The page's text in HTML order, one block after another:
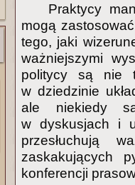
Praktycy
mogą
tego, jaki
ważniejszymi
politycy są nie
w dziedzinie
ale niekiedy
w dyskusjach i
przesłuchują
zaskakujących
konferencji